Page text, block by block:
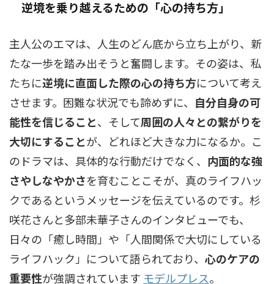
逆境を乗り越えるための「心の持ち方」
主人公のエマは、人生のどん底から立ち上がり、新
たな一歩を踏み出そうと奮闘します。その姿は、私
たちに逆境に直面した際の心の持ち方について考え
させます。困難な状況でも諦めずに、 自分自身の可
能性を信じること、そして周囲の人々との繋がりを
大切にすることが、どれほど大きな力になるか。こ
のドラマは、具体的な行動だけでなく、 内面的な強
さやしなやかさを育むことこそが、真のライフハッ
クであるというメッセージを伝えているのです。杉
咲花さんと多部未華子さんのインタビューでも、
日々の「癒し時間」や「人間関係で大切にしている
ライフハック」について語られており、 心のケアの
重要性が強調されています モデルプレス。